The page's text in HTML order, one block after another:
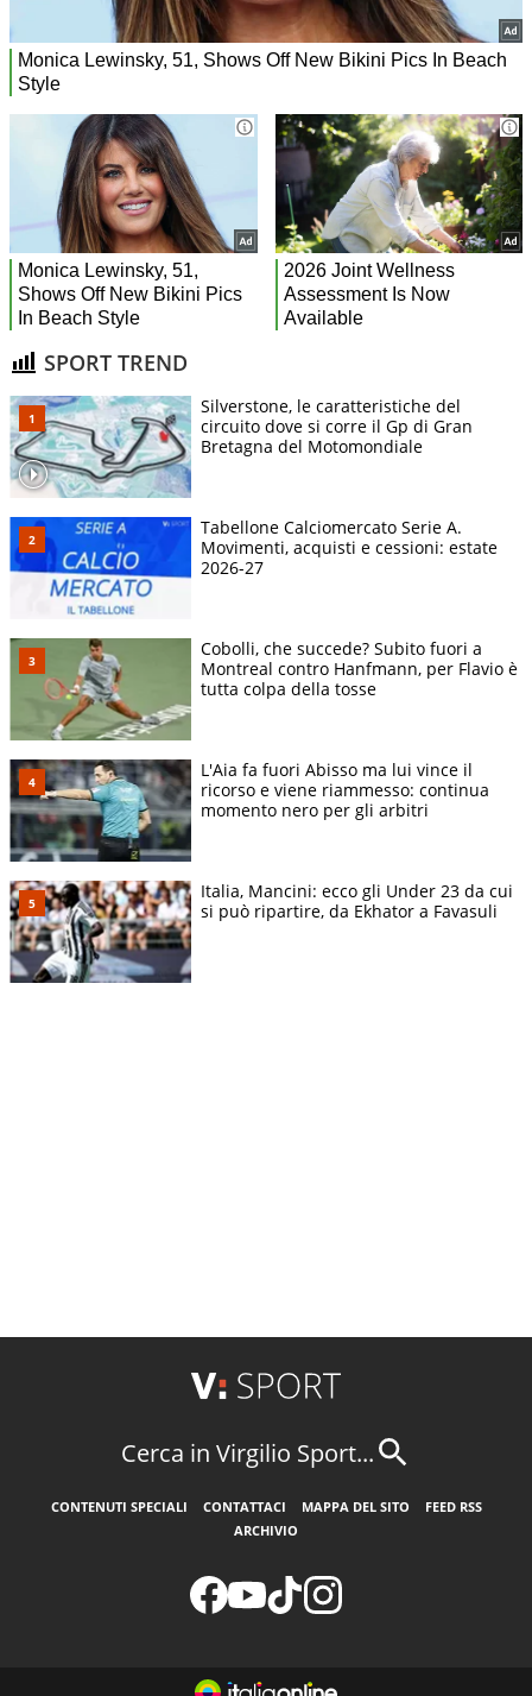
SPORT TREND
Silverstone, le caratteristiche del
circuito dove si corre il Gp di Gran
Bretagna del Motomondiale
Tabellone Calciomercato Serie A.
Movimenti, acquisti e cessioni: estate
2026-27
Cobolli, che succede? Subito fuori a
Montreal contro Hanfmann, per Flavio è
tutta colpa della tosse
L'Aia fa fuori Abisso ma lui vince il
ricorso e viene riammesso: continua
momento nero per gli arbitri
Italia, Mancini: ecco gli Under 23 da cui
si può ripartire, da Ekhator a Favasuli
Cerca in Virgilio Sport...
CONTENUTI SPECIALI CONTATTACI MAPPA DEL SITO
FEED RSS
ARCHIVIO